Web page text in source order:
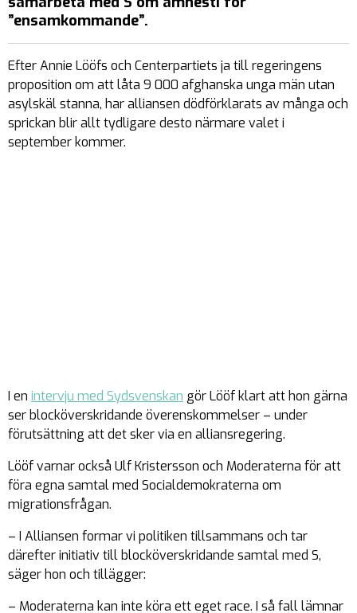
”ensamkommande”.
Efter Annie Lööfs och Centerpartiets ja till regeringens
proposition om att låta 9 000 afghanska unga män utan
asylskäl stanna, har alliansen dödförklarats av många och
sprickan blir allt tydligare desto närmare valet i
september kommer.
I en intervju med Sydsvenskan gör Lööf klart att hon gärna
ser blocköverskridande överenskommelser – under
förutsättning att det sker via en alliansregering.
Lööf varnar också Ulf Kristersson och Moderaterna för att
föra egna samtal med Socialdemokraterna om
migrationsfrågan.
– I Alliansen formar vi politiken tillsammans och tar
därefter initiativ till blocköverskridande samtal med S,
säger hon och tillägger:
– Moderaterna kan inte köra ett eget race. I så fall lämnar